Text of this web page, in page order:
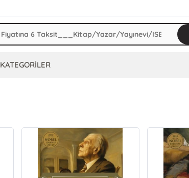
KATEGORİLER